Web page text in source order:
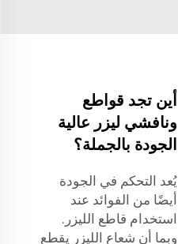
أين تجد قواطع
ونافشي ليزر عالية
الجودة بالجملة؟
يُعد التحكم في الجودة
أيضًا من الفوائد عند
استخدام قاطع الليزر.
وبما أن شعاع الليزر يقطع